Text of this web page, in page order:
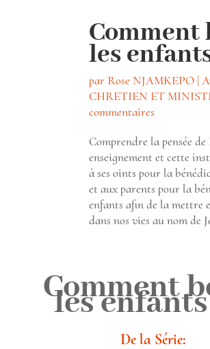
Comment
les
par Rose NJAMKEPO |
CHRETIEN ET
commentaires
Comprendre la pensée
enseignement et cette
à ses oints pour la
et aux parents pour la
enfants afin de la mettre
dans nos vies au nom de
Comment
les
De la Série: